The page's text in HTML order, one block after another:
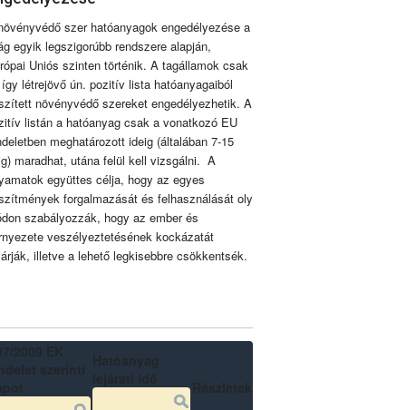
szer hatóanyagok engedélyezése a
egyik legszigorúbb rendszere alapján,
Uniós szinten történik. A tagállamok csak
létrejövő ún. pozitív lista hatóanyagaiból
növényvédő szereket engedélyezhetik. A
listán a hatóanyag csak a vonatkozó EU
meghatározott ideig (általában 7-15
maradhat, utána felül kell vizsgálni. A
együttes célja, hogy az egyes
forgalmazását és felhasználását oly
szabályozzák, hogy az ember és
veszélyeztetésének kockázatát
illetve a lehető legkisebbre csökkentsék.